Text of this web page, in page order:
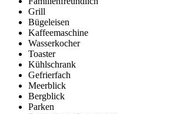
Grill
Bügeleisen
Kaffeemaschine
Wasserkocher
Toaster
Kühlschrank
Gefrierfach
Meerblick
Bergblick
Parken